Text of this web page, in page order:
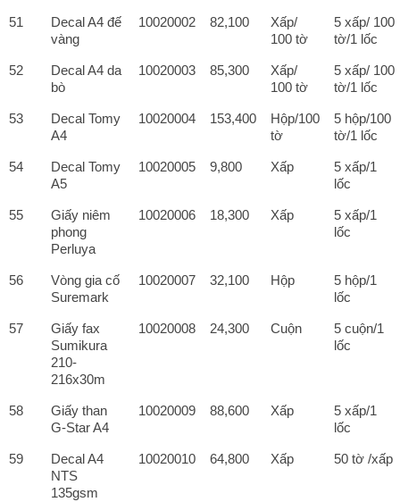
51
Decal A4 đế
vàng
10020002 82,100
Xấp/
100 tờ
5 xấp/ 100
tờ/1 lốc
52
Decal A4 da
bò
10020003 85,300
Xấp/
100 tờ
5 xấp/ 100
tờ/1 lốc
53
Decal Tomy
A4
10020004 153,400
Hộp/100
tờ
5 hộp/100
tờ/1 lốc
54
Decal Tomy
A5
10020005 9,800 Xấp
5 xấp/1
lốc
55
Giấy niêm
phong
Perluya
10020006 18,300 Xấp
5 xấp/1
lốc
56
Vòng gia cố
Suremark
10020007 32,100 Hộp
5 hộp/1
lốc
57
Giấy fax
Sumikura
210-
216x30m
10020008 24,300 Cuộn
5 cuộn/1
lốc
58
Giấy than
G-Star A4
10020009 88,600 Xấp
5 xấp/1
lốc
59
Decal A4
NTS
135gsm
10020010 64,800 Xấp 50 tờ /xấp